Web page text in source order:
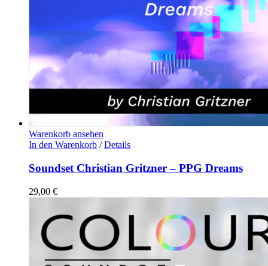
Warenkorb ansehen
In den Warenkorb / Details
Soundset Christian Gritzner – PPG Dreams
29,00 €